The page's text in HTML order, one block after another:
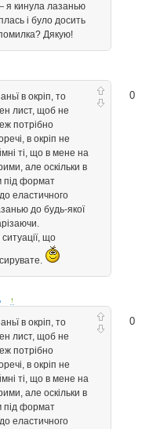
я кинула лазанью
і було досить
Дякую!
0
в окріп, то
лист, щоб не
потрібно
в окріп не
ті, що в мене на
але оскільки в
під формат
еластичного
до будь-якої
що
↑
0
в окріп, то
лист, щоб не
потрібно
в окріп не
ті, що в мене на
але оскільки в
під формат
еластичного